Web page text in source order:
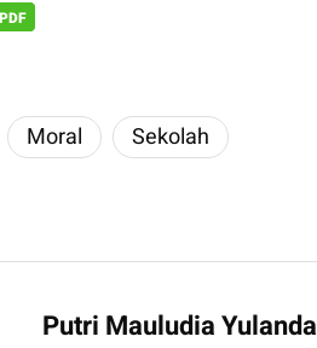
Moral Sekolah
Putri Mauludia Yulanda